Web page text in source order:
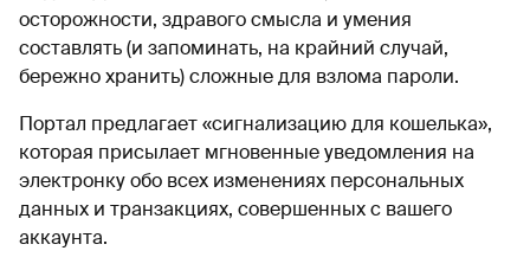
осторожности, здравого смысла и умения
составлять (и запоминать, на крайний случай,
бережно хранить) сложные для взлома пароли.
Портал предлагает «сигнализацию для кошелька»,
которая присылает мгновенные уведомления на
электронку обо всех изменениях персональных
данных и транзакциях, совершенных с вашего
аккаунта.